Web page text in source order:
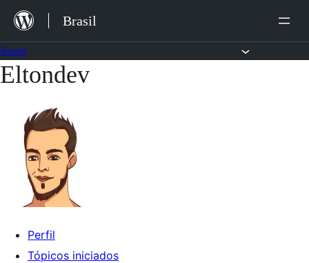
para
o
conteúdo
Brasil
Pular
conteúdo
Eltondev
Perfil
Tópicos iniciados